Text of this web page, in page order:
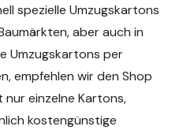
spezielle Umzugskartons
aber auch in
Umzugskartons per
empfehlen wir den Shop
nur einzelne Kartons,
kostengünstige